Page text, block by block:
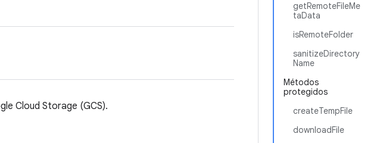
getRemoteFileMe
taData
isRemoteFolder
sanitizeDirectory
Name
Métodos
protegidos
createTempFile
downloadFile
Cloud Storage (GCS).